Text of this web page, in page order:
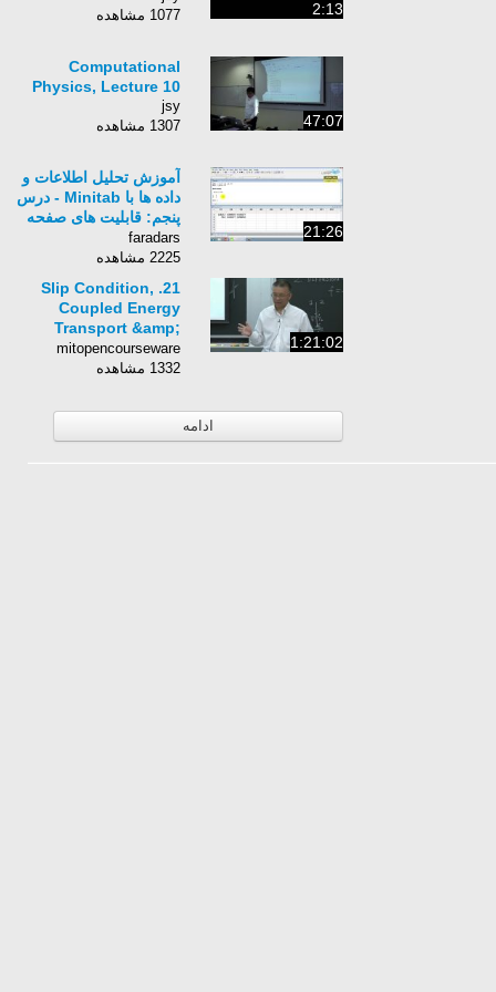
2:13
1077 مشاهده
47:07
Computational
Physics, Lecture 10
jsy
1307 مشاهده
21:26
آموزش تحلیل اطلاعات و
داده ها با Minitab - درس
پنجم: قابلیت های صفحه
Session و ماکرو نویسی
در Minitab
faradars
2225 مشاهده
1:21:02
21. Slip Condition,
Coupled Energy
Transport &amp;
Conversion
mitopencourseware
1332 مشاهده
ادامه